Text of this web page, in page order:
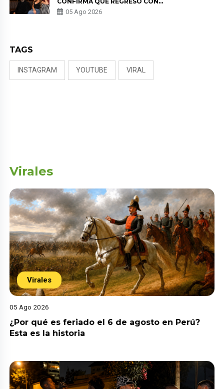
MILETT FIGUEROA: “EL AMOR
PUDO MÁS”
05 Ago 2026
TAGS
INSTAGRAM YOUTUBE VIRAL
Virales
Virales
05 Ago 2026
¿Por qué es feriado el 6 de agosto en Perú?
Esta es la historia